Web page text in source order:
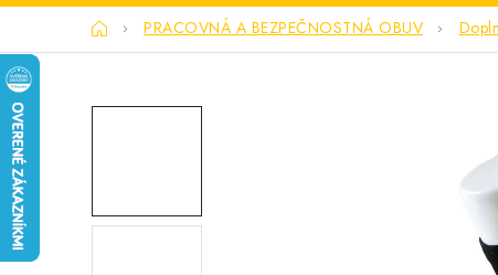
DomovPRACOVNÁ A BEZPEČNOSTNÁ OBUV